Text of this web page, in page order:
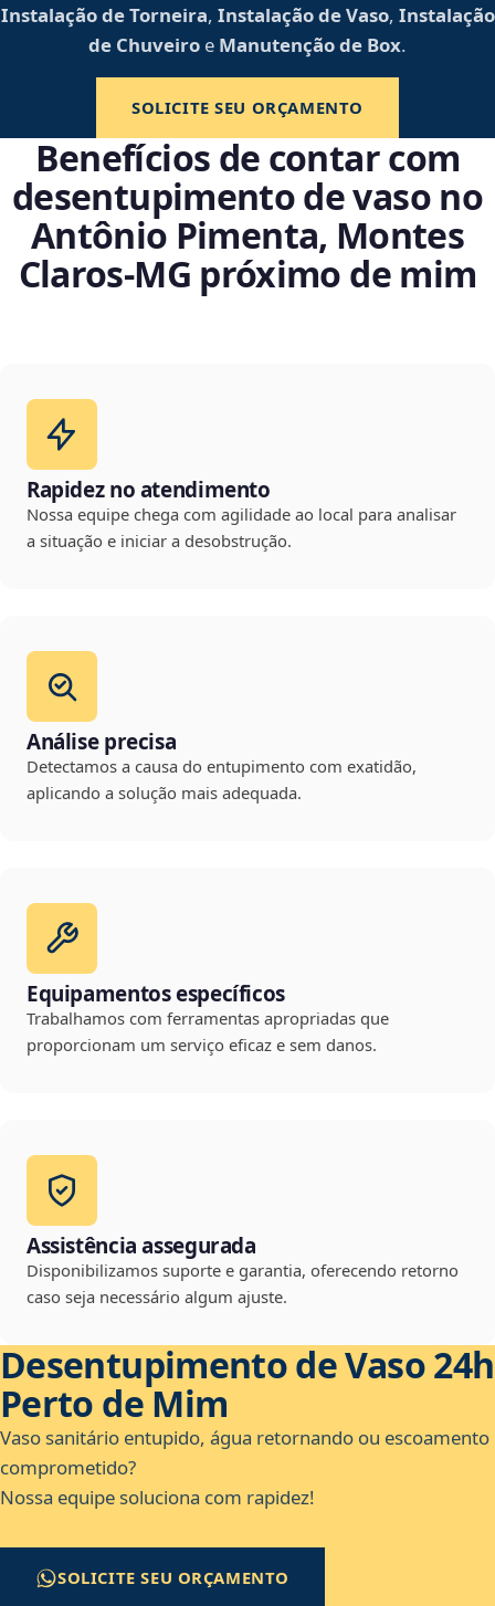
Instalação de Torneira, Instalação de Vaso, Instalação
de Chuveiro e Manutenção de Box.
SOLICITE SEU ORÇAMENTO
Benefícios de contar com
desentupimento de vaso no
Antônio Pimenta, Montes
Claros‑MG próximo de mim
Rapidez no atendimento
Nossa equipe chega com agilidade ao local para analisar
a situação e iniciar a desobstrução.
Análise precisa
Detectamos a causa do entupimento com exatidão,
aplicando a solução mais adequada.
Equipamentos específicos
Trabalhamos com ferramentas apropriadas que
proporcionam um serviço eficaz e sem danos.
Assistência assegurada
Disponibilizamos suporte e garantia, oferecendo retorno
caso seja necessário algum ajuste.
Desentupimento de Vaso 24h
Perto de Mim
Vaso sanitário entupido, água retornando ou escoamento
comprometido?
Nossa equipe soluciona com rapidez!
SOLICITE SEU ORÇAMENTO